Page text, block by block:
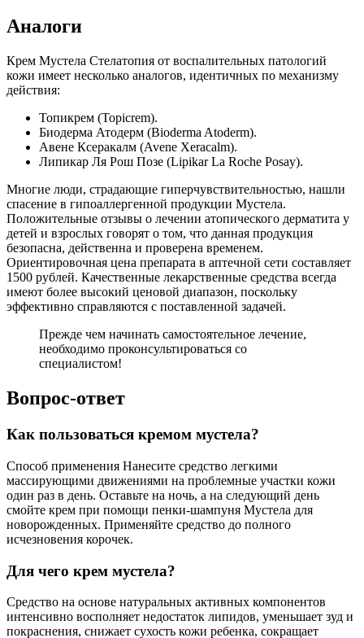
Аналоги
Крем Мустела Стелатопия от воспалительных патологий
кожи имеет несколько аналогов, идентичных по механизму
действия:
Топикрем (Topicrem).
Биодерма Атодерм (Bioderma Atoderm).
Авене Ксеракалм (Avene Xeracalm).
Липикар Ля Рош Позе (Lipikar La Roche Posay).
Многие люди, страдающие гиперчувствительностью, нашли
спасение в гипоаллергенной продукции Мустела.
Положительные отзывы о лечении атопического дерматита у
детей и взрослых говорят о том, что данная продукция
безопасна, действенна и проверена временем.
Ориентировочная цена препарата в аптечной сети составляет
1500 рублей. Качественные лекарственные средства всегда
имеют более высокий ценовой диапазон, поскольку
эффективно справляются с поставленной задачей.
Прежде чем начинать самостоятельное лечение,
необходимо проконсультироваться со
специалистом!
Вопрос-ответ
Как пользоваться кремом мустела?
Способ применения Нанесите средство легкими
массирующими движениями на проблемные участки кожи
один раз в день. Оставьте на ночь, а на следующий день
смойте крем при помощи пенки-шампуня Мустела для
новорожденных. Применяйте средство до полного
исчезновения корочек.
Для чего крем мустела?
Средство на основе натуральных активных компонентов
интенсивно восполняет недостаток липидов, уменьшает зуд и
покраснения, снижает сухость кожи ребенка, сокращает